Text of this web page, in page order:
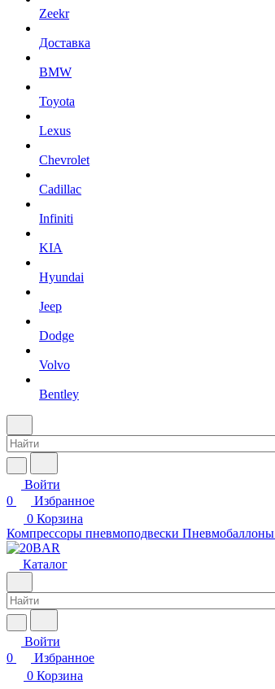
Zeekr
Доставка
BMW
Toyota
Lexus
Chevrolet
Cadillac
Infiniti
KIA
Hyundai
Jeep
Dodge
Volvo
Bentley
Войти
0
Избранное
0 Корзина
Компрессоры пневмоподвески Пневмобаллоны
Каталог
Войти
0
Избранное
0 Корзина